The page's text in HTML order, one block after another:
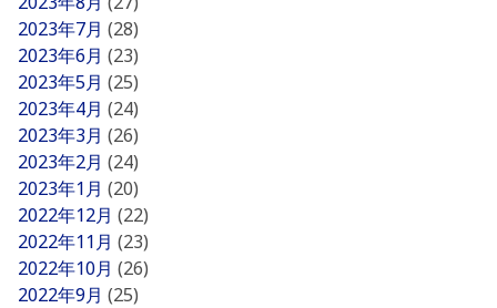
2023年7月 (28)
2023年6月 (23)
2023年5月 (25)
2023年4月 (24)
2023年3月 (26)
2023年2月 (24)
2023年1月 (20)
2022年12月 (22)
2022年11月 (23)
2022年10月 (26)
2022年9月 (25)